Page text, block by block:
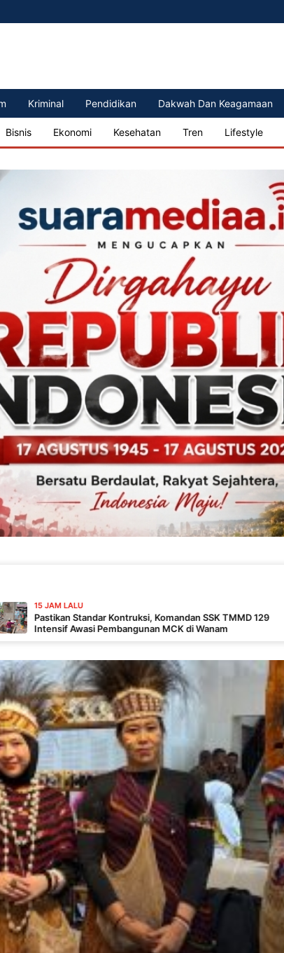
Kriminal Pendidikan Dakwah Dan Keagamaan
Bisnis Ekonomi Kesehatan Tren Lifestyle
Kontruksi, Komandan SSK TMMD 129
Pembangunan MCK di Wanam